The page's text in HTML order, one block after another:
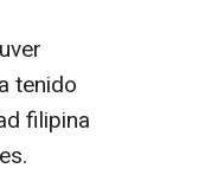
tenido
filipina